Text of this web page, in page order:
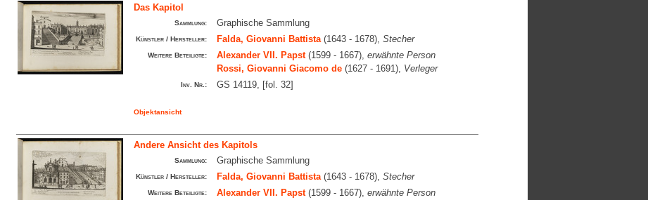
Das Kapitol
Sammlung: Graphische Sammlung
Künstler / Hersteller: Falda, Giovanni Battista(1643 - 1678), Stecher
Weitere Beteiligte: Alexander VII. Papst(1599 - 1667), erwähnte Person
Rossi, Giovanni Giacomo de(1627 - 1691), Verleger
Inv. Nr.: GS 14119, [fol. 32]
Objektansicht
Andere Ansicht des Kapitols
Sammlung: Graphische Sammlung
Künstler / Hersteller: Falda, Giovanni Battista(1643 - 1678), Stecher
Weitere Beteiligte: Alexander VII. Papst(1599 - 1667), erwähnte Person